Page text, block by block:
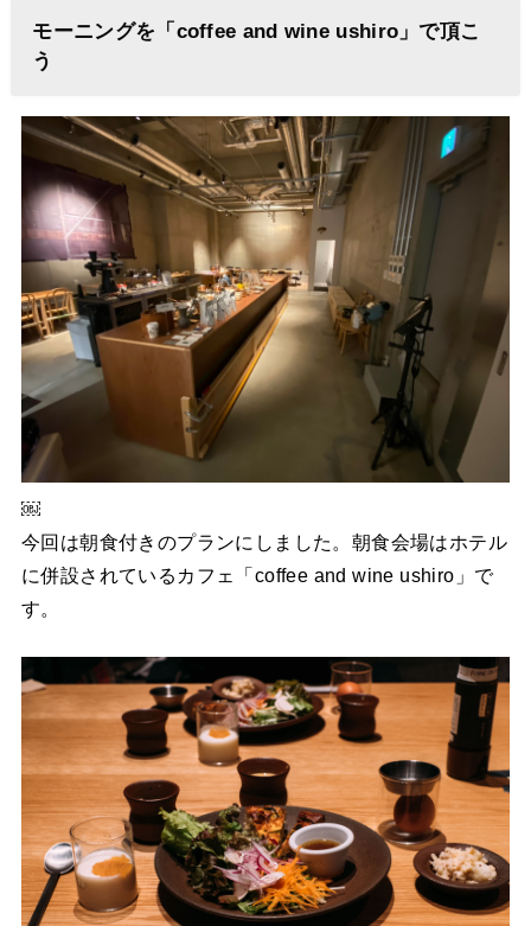
モーニングを「coffee and wine ushiro」で頂こ
う
￼
今回は朝食付きのプランにしました。朝食会場はホテル
に併設されているカフェ「coffee and wine ushiro」で
す。